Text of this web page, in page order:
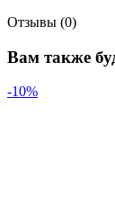
Отзывы (0)
Вам также
-10%